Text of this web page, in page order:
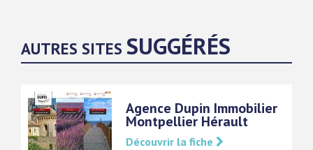
AUTRES SITES SUGGÉRÉS
Agence Dupin Immobilier
Montpellier Hérault
Découvrir la fiche